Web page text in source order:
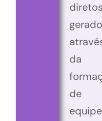
diretos
da
de